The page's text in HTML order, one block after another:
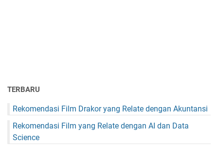
TERBARU
Rekomendasi Film Drakor yang Relate dengan Akuntansi
Rekomendasi Film yang Relate dengan AI dan Data
Science